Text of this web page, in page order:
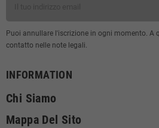
Puoi annullare l'iscrizione in ogni momento. A
contatto nelle note legali.
INFORMATION
Chi Siamo
Mappa Del Sito